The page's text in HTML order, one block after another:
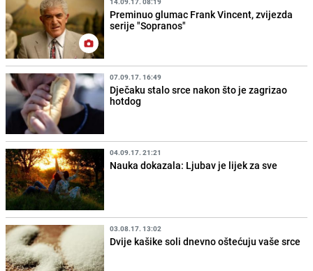
Preminuo glumac Frank Vincent, zvijezda
serije "Sopranos"
07.09.17. 16:49
Dječaku stalo srce nakon što je zagrizao
hotdog
04.09.17. 21:21
Nauka dokazala: Ljubav je lijek za sve
03.08.17. 13:02
Dvije kašike soli dnevno oštećuju vaše srce